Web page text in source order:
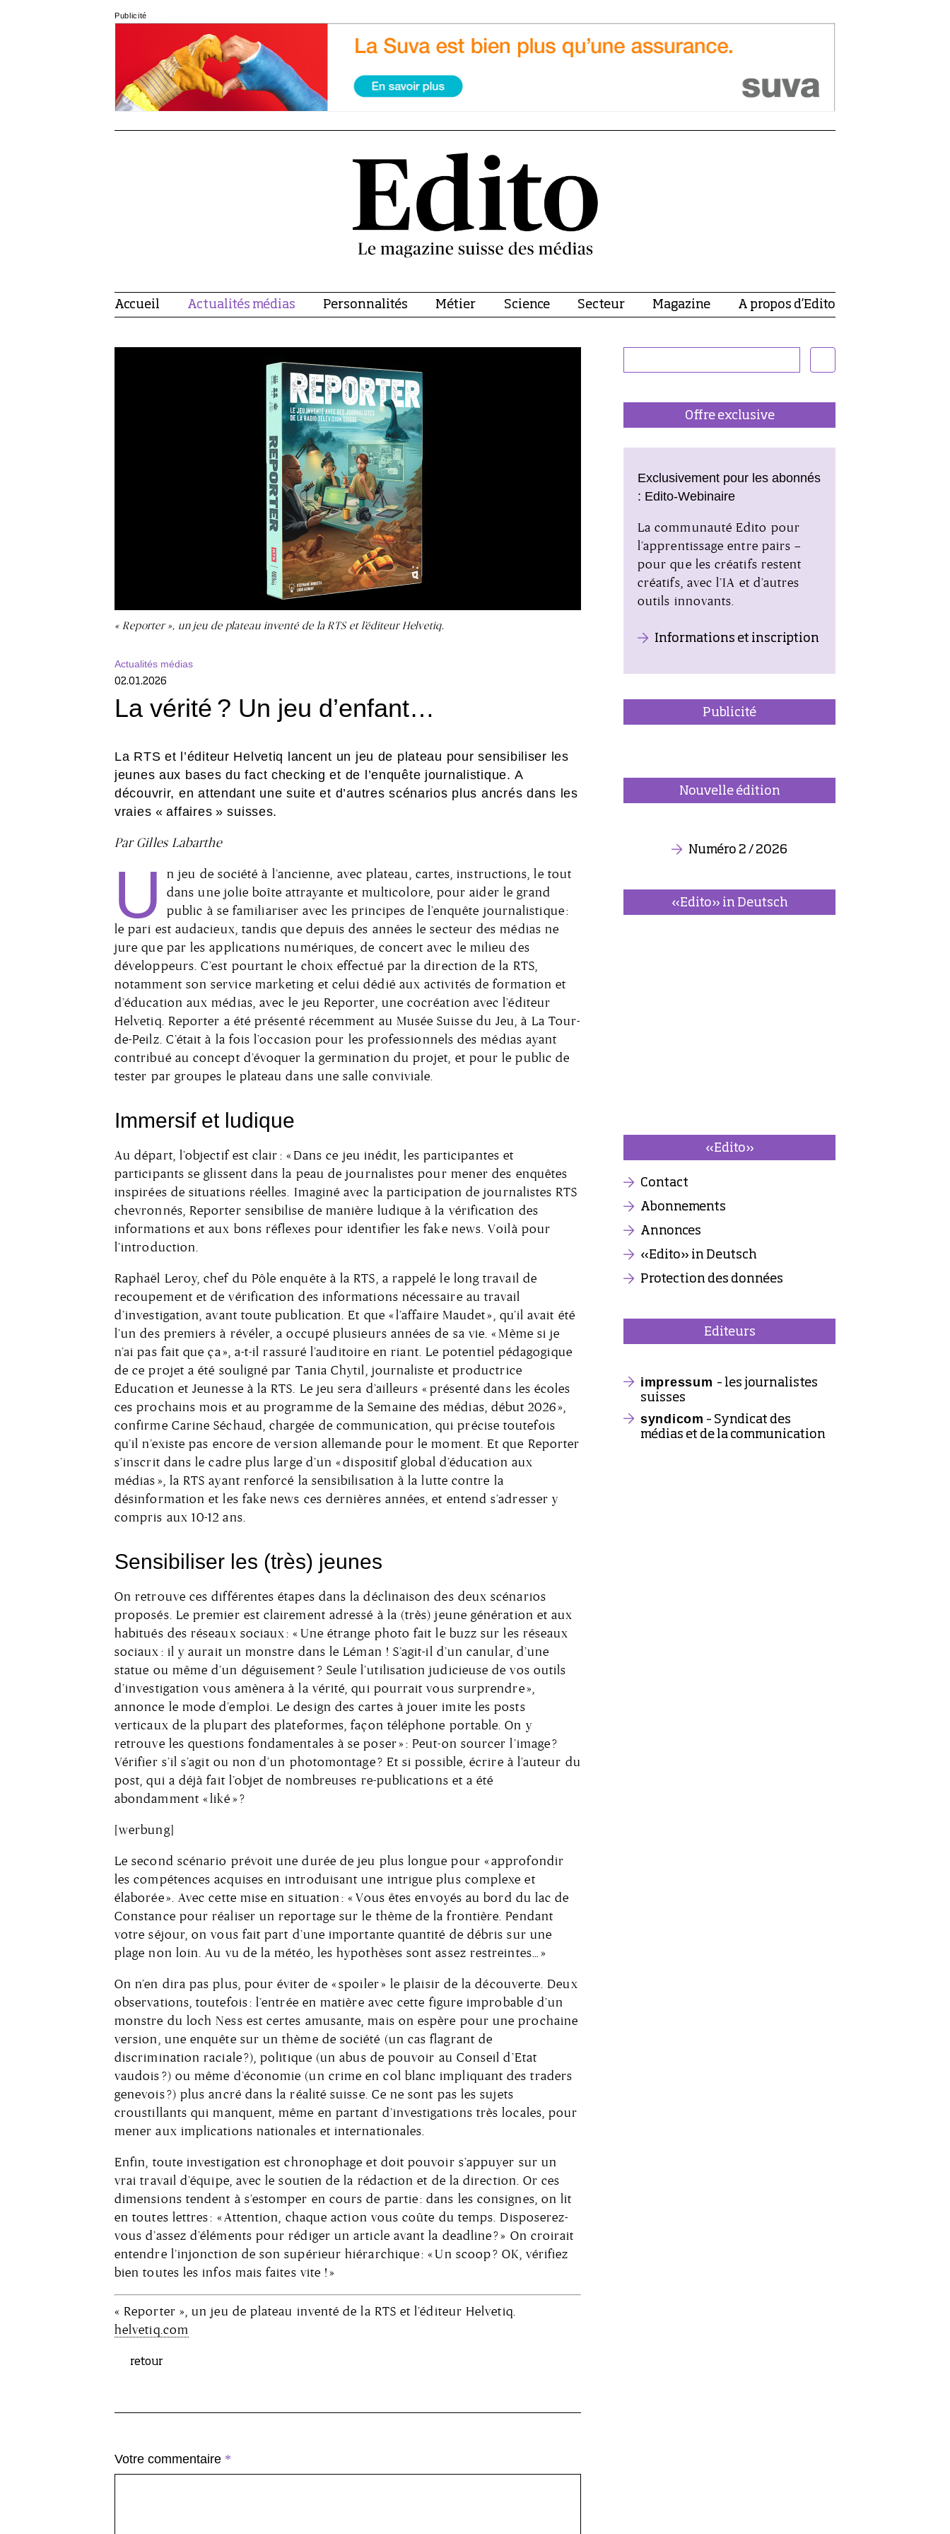
Publicité
Accueil Actualités médias Personnalités Métier Science Secteur Magazine A propos d’Edito
« Reporter », un jeu de plateau inventé de la RTS et l’éditeur Helvetiq.
Actualités médias
02.01.2026
La vérité ? Un jeu d’enfant…
La RTS et l’éditeur Helvetiq lancent un jeu de plateau pour sensibiliser les
jeunes aux bases du fact checking et de l’enquête journalistique. A
découvrir, en attendant une suite et d’autres scénarios plus ancrés dans les
vraies « affaires » suisses.
Par Gilles Labarthe
U
n jeu de société à l’ancienne, avec plateau, cartes, instructions, le tout
dans une jolie boîte attrayante et multicolore, pour aider le grand
public à se familiariser avec les principes de l’enquête journalistique :
le pari est audacieux, tandis que depuis des années le secteur des médias ne
jure que par les applications numériques, de concert avec le milieu des
développeurs. C’est pourtant le choix effectué par la direction de la RTS,
notamment son service marketing et celui dédié aux activités de formation et
d’éducation aux médias, avec le jeu ­Reporter, une cocréation avec l’éditeur
Helvetiq. Reporter a été présenté récemment au Musée Suisse du Jeu, à La Tour-
de-Peilz. C’était à la fois l’occasion pour les professionnels des médias ayant
contribué au concept d’évoquer la germination du projet, et pour le public de
tester par groupes le plateau dans une salle conviviale.
Immersif et ludique
Au départ, l’objectif est clair : « Dans ce jeu inédit, les participantes et
participants se glissent dans la peau de journalistes pour mener des enquêtes
inspirées de situations réelles. Imaginé avec la participation de journalistes RTS
chevronnés, Reporter sensibilise de manière ludique à la vérification des
informations et aux bons réflexes pour identifier les fake news. Voilà pour
l’introduction.
Raphaël Leroy, chef du Pôle enquête à la RTS, a rappelé le long travail de
recoupement et de vérification des informations nécessaire au travail
d’investigation, avant toute publication. Et que « l’affaire Maudet », qu’il avait été
l’un des premiers à révéler, a occupé plusieurs années de sa vie. « Mème si je
n’ai pas fait que ça », a-t-il rassuré l’auditoire en riant. Le potentiel pédagogique
de ce projet a été souligné par Tania Chytil, journaliste et productrice
Education et Jeunesse à la RTS. Le jeu sera d’ailleurs « présenté dans les écoles
ces prochains mois et au programme de la Semaine des médias, début 2026 »,
confirme Carine Séchaud, chargée de communication, qui précise toutefois
qu’il n’existe pas encore de version allemande pour le moment. Et que Reporter
s’inscrit dans le cadre plus large d’un « dispositif global d’éducation aux
médias », la RTS ayant renforcé la sensibilisation à la lutte contre la
désinformation et les fake news ces dernières années, et entend s’adresser y
compris aux 10-12 ans.
Sensibiliser les (très) jeunes
On retrouve ces différentes étapes dans la déclinaison des deux scénarios
proposés. Le premier est clairement adressé à la (très) jeune génération et aux
habitués des réseaux sociaux : « Une étrange photo fait le buzz sur les réseaux
sociaux : il y aurait un monstre dans le Léman ! S’agit-il d’un canular, d’une
statue ou même d’un déguisement ? Seule l’utilisation judicieuse de vos outils
d’investigation vous amènera à la vérité, qui pourrait vous surprendre »,
annonce le mode d’emploi. Le design des cartes à jouer imite les posts
verticaux de la plupart des plateformes, façon téléphone portable. On y
retrouve les questions fondamentales à se poser » : Peut-on sourcer l’image ?
Vérifier s’il s’agit ou non d’un photomontage ? Et si possible, écrire à l’auteur du
post, qui a déjà fait l’objet de nombreuses re-publications et a été
abondamment « liké » ?
[werbung]
Le second scénario prévoit une durée de jeu plus longue pour « approfondir
les compétences acquises en introduisant une intrigue plus complexe et
élaborée ». Avec cette mise en situation : « Vous êtes envoyés au bord du lac de
Constance pour réaliser un reportage sur le thème de la frontière. Pendant
votre séjour, on vous fait part d’une importante quantité de débris sur une
plage non loin. Au vu de la météo, les hypothèses sont assez restreintes… »
On n’en dira pas plus, pour éviter de « spoiler » le plaisir de la découverte. Deux
observations, toutefois : l’entrée en matière avec cette figure improbable d’un
monstre du loch Ness est certes amusante, mais on espère pour une prochaine
version, une enquête sur un thème de société (un cas flagrant de
discrimination raciale ?), politique (un abus de pouvoir au Conseil d’Etat
vaudois ?) ou même d’économie (un crime en col blanc impliquant des traders
genevois ?) plus ancré dans la réalité suisse. Ce ne sont pas les sujets
croustillants qui manquent, même en partant d’investigations très locales, pour
mener aux implications nationales et internationales.
Enfin, toute investigation est chronophage et doit pouvoir s’appuyer sur un
vrai travail d’équipe, avec le soutien de la rédaction et de la direction. Or ces
dimensions tendent à s’estomper en cours de partie : dans les consignes, on lit
en toutes lettres : « Attention, chaque action vous coûte du temps. Disposerez-
vous d’assez d’éléments pour rédiger un article avant la deadline ? » On croirait
entendre l’injonction de son supérieur hiérarchique : « Un scoop ? OK, vérifiez
bien toutes les infos mais faites vite ! »
« Reporter », un jeu de plateau inventé de la RTS et l’éditeur Helvetiq.
helvetiq.com
retour
Votre commentaire *
Offre exclusive
Exclusivement pour les abonnés
: Edito-Webinaire
La communauté Edito pour
l’apprentissage entre pairs –
pour que les créatifs restent
créatifs, avec l’IA et d’autres
outils innovants.
Informations et inscription
Publicité
Nouvelle édition
Numéro 2 / 2026
«Edito» in Deutsch
«Edito»
Contact
Abonnements
Annonces
«Edito» in Deutsch
Protection des données
Editeurs
impressum – les journalistes
suisses
syndicom – Syndicat des
médias et de la communication